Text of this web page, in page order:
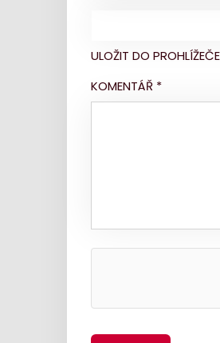
ULOŽIT DO
KOMENTÁŘ *